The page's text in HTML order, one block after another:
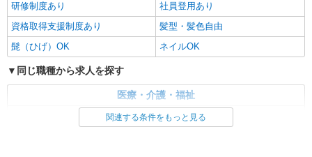
研修制度あり
社員登用あり
資格取得支援制度あり
髪型・髪色自由
髭（ひげ）OK
ネイルOK
同じ職種から求人を探す
医療・介護・福祉
サービス提供責任者・ソーシャルワーカー
関連する条件をもっと見る